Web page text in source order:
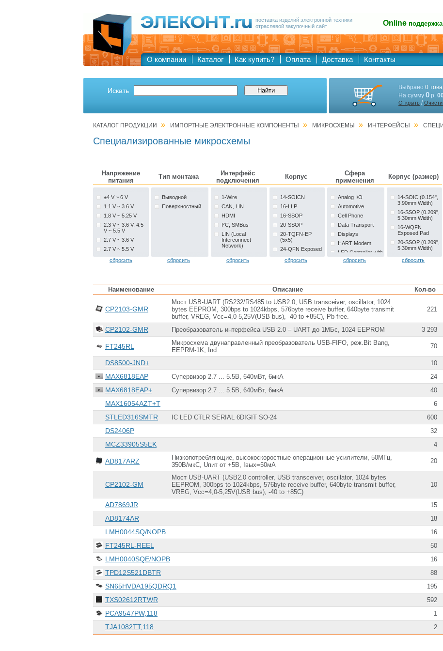
поставка изделий электронной техники
отраслевой закупочный сайт
Online поддержка
О компании Каталог Как купить? Оплата Доставка Контакты
Искать Выбрано 0
На сумму 0 р. 00
Открыть /
КАТАЛОГ ПРОДУКЦИИ » ИМПОРТНЫЕ ЭЛЕКТРОННЫЕ КОМПОНЕНТЫ » МИКРОСХЕМЫ » ИНТЕРФЕЙСЫ »
Специализированные микросхемы
Напряжение
питания
Тип монтажа
Интерфейс
подключения
Корпус
Сфера
применения
Корпус (размер)
±4 V ~ 6 V
1.1 V ~ 3.6 V
1.8 V ~ 5.25 V
2.3 V ~ 3.6 V, 4.5
V ~ 5.5 V
2.7 V ~ 3.6 V
2.7 V ~ 5.5 V
2.8 V ~ 6 V
4.5 V ~ 5.5 V
4.75 V ~ 5.25 V
5V ~ 5.5V
7 V ~ 27 V
Выводной
Поверхностный
1-Wire
CAN, LIN
HDMI
I²C, SMBus
LIN (Local
Interconnect
Network)
SDIO
USB, 8bit FIFO
(Sync/Async)
14-SOICN
16-LLP
16-SSOP
20-SSOP
20-TQFN-EP
(5x5)
24-QFN Exposed
24-SO
Pad (5x5)
32-SOIC Exposed
Pad
38-TSSOP
48-LLP (7x7)
6-TSOC
Analog I/O
Automotive
Cell Phone
Data Transport
Displays
HART Modem
LED Controller with
Keyscan, 6-Digit
Smartphones
Personal
Computers,
CAD/CAM/CAE
Workstation, Point-
of-Sale Terminals,
Remote Control,
Remote Metering
USB to FIFO
14-SOIC (0.154",
3.90mm Width)
16-SSOP (0.209",
5.30mm Width)
16-WQFN
Exposed Pad
20-SSOP (0.209",
5.30mm Width)
20-WQFN
Exposed Pad
24-TSSOP
(0.173", 4.40mm
28-SOIC (0.295",
7.50mm Width)
28-SSOP
DHVQFN
(0.173", 4.40mm
Exposed Pad
3.90mm Width)
SOT-23-6 Thin,
сбросить сбросить сбросить сбросить сбросить сбросить
Наименование Описание Кол-во
CP2103-GMR
Мост USB-UART (RS232/RS485 to USB2.0, USB transceiver, oscillator, 1024
bytes EEPROM, 300bps to 1024kbps, 576byte receive buffer, 640byte transmit
buffer, VREG, Vcc=4,0-5,25V(USB bus), -40 to +85C), Pb-free.
221
CP2102-GMR Преобразователь интерфейса USB 2.0 – UART до 1МБс, 1024 EEPROM 3 293
FT245RL
Микросхема двунаправленный преобразователь USB-FIFO, реж.Bit Bang,
EEPRM-1K, Ind
70
DS8500-JND+ 10
MAX6818EAP Супервизор 2.7 ... 5.5В, 640мВт, 6мкА 24
MAX6818EAP+ Супервизор 2.7 ... 5.5В, 640мВт, 6мкА 40
MAX16054AZT+T 6
STLED316SMTR IC LED CTLR SERIAL 6DIGIT SO-24 600
DS2406P 32
MCZ33905S5EK 4
AD817ARZ
Низкопотребляющие, высокоскоростные операционные усилители, 50МГц,
350В/мкС, Uпит от +5В, Iвых=50мА
20
CP2102-GM
Мост USB-UART (USB2.0 controller, USB transceiver, oscillator, 1024 bytes
EEPROM, 300bps to 1024kbps, 576byte receive buffer, 640byte transmit buffer,
VREG, Vcc=4,0-5,25V(USB bus), -40 to +85C)
10
AD7869JR 15
AD8174AR 18
LMH0044SQ/NOPB 16
FT245RL-REEL 50
LMH0040SQE/NOPB 16
TPD12S521DBTR 88
SN65HVDA195QDRQ1 195
TXS02612RTWR 592
PCA9547PW,118 1
TJA1082TT,118 2